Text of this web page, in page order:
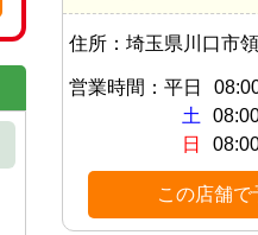
住所： 埼玉県川口市
営業時間： 平日
土
日
この店舗で